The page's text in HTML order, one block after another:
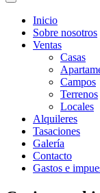
Inicio
Sobre nosotros
Ventas
Casas
Campos
Terrenos
Locales
Alquileres
Tasaciones
Galería
Contacto
Gastos e